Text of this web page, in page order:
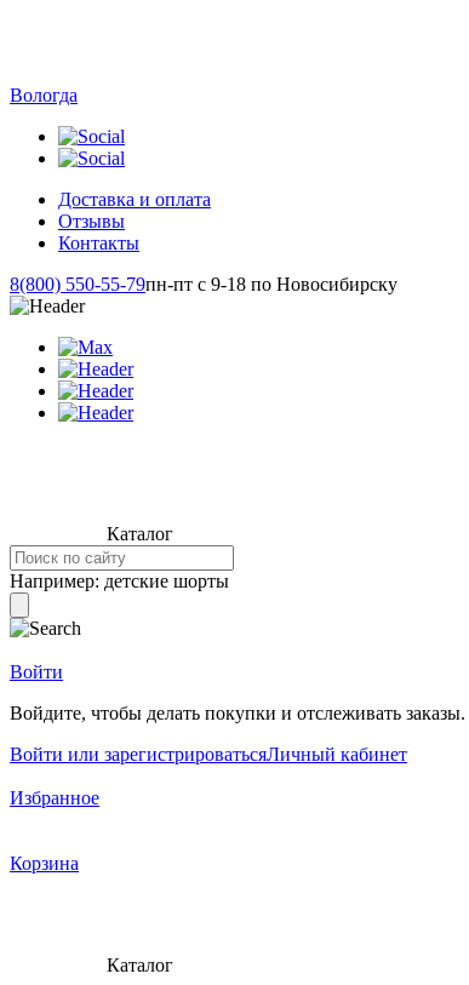
Вологда
Доставка и оплата
Отзывы
Контакты
8(800) 550-55-79пн-пт с 9-18 по Новосибирску
Каталог
Например: детские шорты
Войти
Войдите, чтобы делать покупки и отслеживать заказы.
Войти или зарегистрироватьсяЛичный кабинет
Избранное
Корзина
Каталог